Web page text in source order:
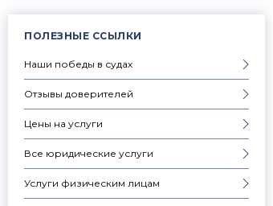
ПОЛЕЗНЫЕ ССЫЛКИ
Наши победы в судах
Отзывы доверителей
Цены на услуги
Все юридические услуги
Услуги физическим лицам